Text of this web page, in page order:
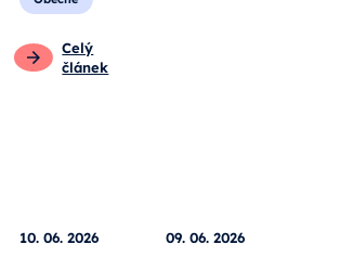
Celý
článek
10. 06. 2026 09. 06. 2026